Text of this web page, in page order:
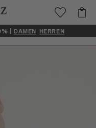
| DAMEN HERREN